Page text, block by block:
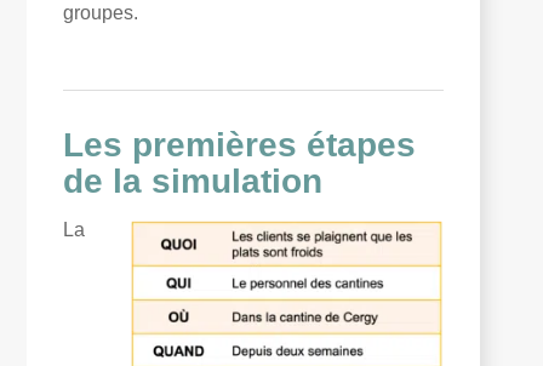
groupes.
Les premières étapes
de la simulation
La